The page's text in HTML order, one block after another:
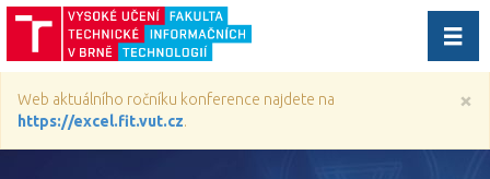
×
Web aktuálního ročníku konference najdete na
https://excel.fit.vut.cz.